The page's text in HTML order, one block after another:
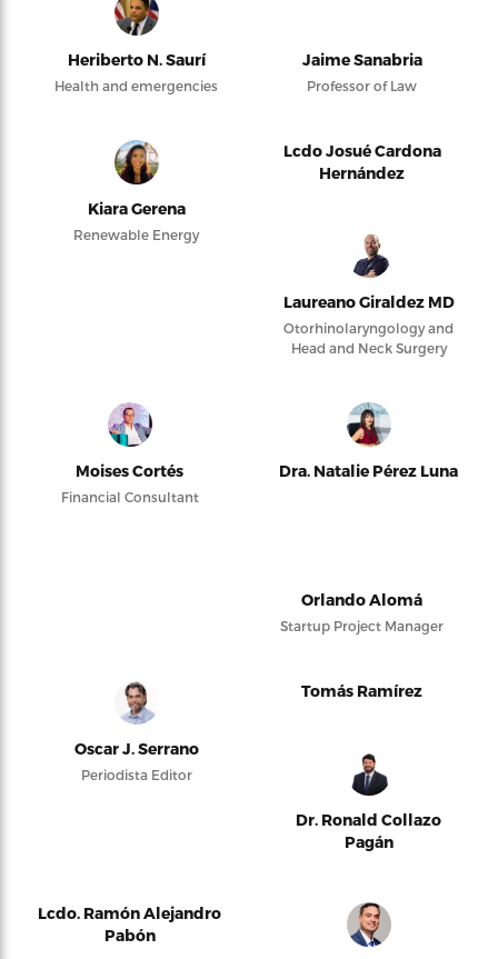
Heriberto N. Saurí
Health and emergencies
Jaime Sanabria
Professor of Law
Kiara Gerena
Renewable Energy
Lcdo Josué Cardona
Hernández
Laureano Giraldez MD
Otorhinolaryngology and
Head and Neck Surgery
Moises Cortés
Financial Consultant
Dra. Natalie Pérez Luna
Orlando Alomá
Startup Project Manager
Oscar J. Serrano
Periodista Editor
Tomás Ramírez
Dr. Ronald Collazo
Pagán
Lcdo. Ramón Alejandro
Pabón